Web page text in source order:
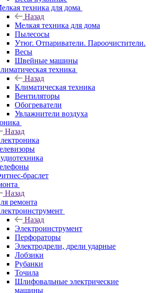
техника для дома
Назад
Мелкая техника для дома
Пылесосы
Утюг. Отпариватели. Пароочистители.
Весы
Швейные машины
техника
Назад
Климатическая техника
Вентиляторы
Обогреватели
Увлажнители воздуха
Назад
браслет
Назад
ремонта
Назад
Электроинструмент
Перфораторы
Электродрели, дрели ударные
Лобзики
Рубанки
Точила
Шлифовальные электрические
машины